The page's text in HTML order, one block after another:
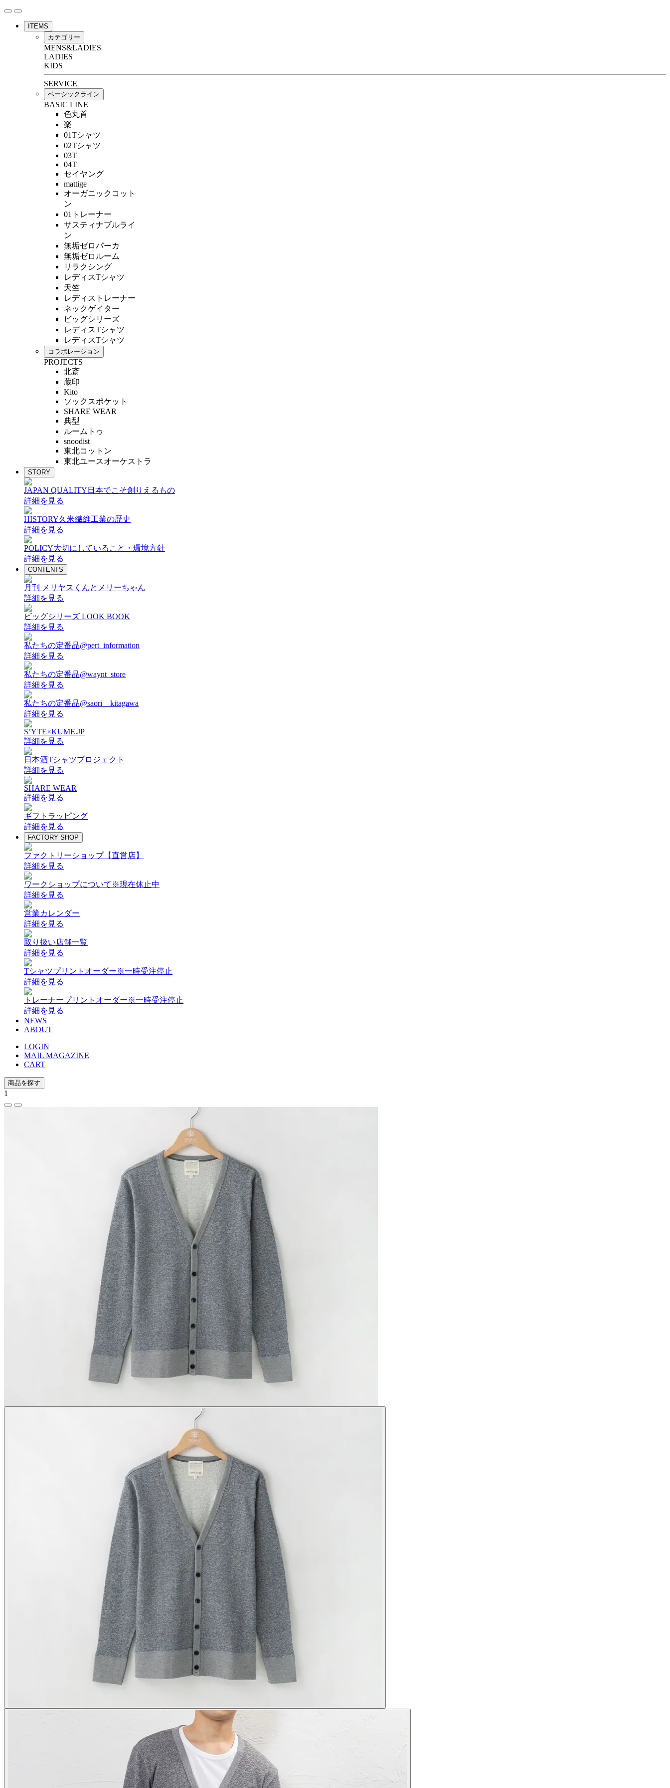
ITEMS
カテゴリー
MENS&LADIES
LADIES
KIDS
SERVICE
ベーシックライン
BASIC LINE
色丸首
楽
01Tシャツ
02Tシャツ
03T
04T
セイヤング
mattige
オーガニックコット
ン
01トレーナー
サスティナブルライ
ン
無垢ゼロパーカ
無垢ゼロルーム
リラクシング
レディスTシャツ
天竺
レディストレーナー
ネックゲイター
ビッグシリーズ
レディスTシャツ
レディスTシャツ
コラボレーション
PROJECTS
北斎
蔵印
Kito
ソックスポケット
SHARE WEAR
典型
ルームトゥ
snoodist
東北コットン
東北ユースオーケストラ
STORY
JAPAN QUALITY 日本でこそ創りえるもの
詳細を見る
HISTORY久米繊維工業の歴史
詳細を見る
POLICY大切にしていること・環境方針
詳細を見る
CONTENTS
月刊 メリヤスくんとメリーちゃん
詳細を見る
ビッグシリーズ LOOK BOOK
詳細を見る
私たちの定番品@pert_information
詳細を見る
私たちの定番品@waynt_store
詳細を見る
私たちの定番品@saori__kitagawa
詳細を見る
S’YTE×KUME.JP
詳細を見る
日本酒Tシャツプロジェクト
詳細を見る
SHARE WEAR
詳細を見る
ギフトラッピング
詳細を見る
FACTORY SHOP
ファクトリーショップ【直営店】
詳細を見る
ワークショップについて ※現在休止中
詳細を見る
営業カレンダー
詳細を見る
取り扱い店舗一覧
詳細を見る
Tシャツプリントオーダー※一時受注停止
詳細を見る
トレーナープリントオーダー※一時受注停止
詳細を見る
NEWS
ABOUT
LOGIN
MAIL MAGAZINE
CART
商品を探す
1